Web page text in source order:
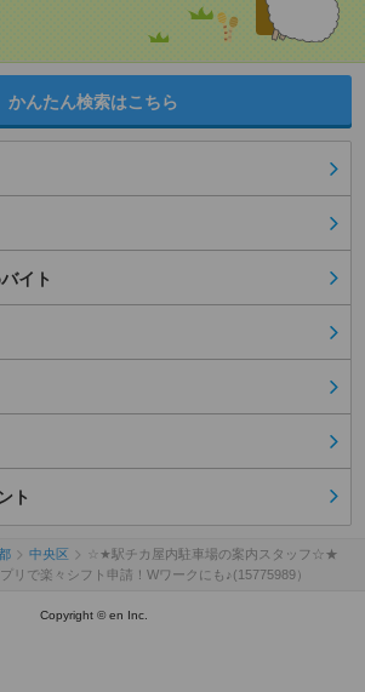
かんたん検索はこちら
イト
ト
中央区
☆★駅チカ屋内駐車場の案内スタッフ☆★
リで楽々シフト申請！Wワークにも♪(15775989）
Copyright © en Inc.